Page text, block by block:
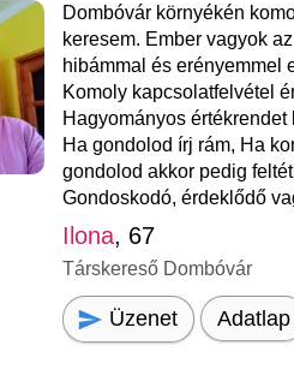
Dombóvár környékén
keresem. Ember vagyok
hibámmal és erényemmel
Komoly kapcsolatfelvétel
Hagyományos értékrendet
Ha gondolod írj rám, Ha
gondolod akkor pedig
Gondoskodó, érdeklődő
Ilona, 67
Társkereső Dombóvár
Üzenet Adatlap